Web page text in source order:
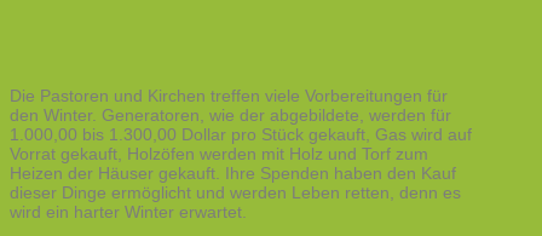
Die Pastoren und Kirchen treffen viele Vorbereitungen für
den Winter. Generatoren, wie der abgebildete, werden für
1.000,00 bis 1.300,00 Dollar pro Stück gekauft, Gas wird auf
Vorrat gekauft, Holzöfen werden mit Holz und Torf zum
Heizen der Häuser gekauft. Ihre Spenden haben den Kauf
dieser Dinge ermöglicht und werden Leben retten, denn es
wird ein harter Winter erwartet.